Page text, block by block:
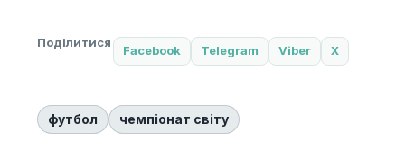
Поділитися
Facebook Telegram Viber X
футбол чемпіонат світу